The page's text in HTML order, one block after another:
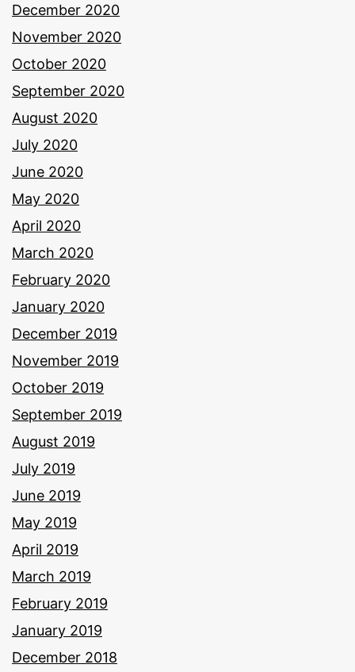
December 2020
November 2020
October 2020
September 2020
August 2020
July 2020
June 2020
May 2020
April 2020
March 2020
February 2020
January 2020
December 2019
November 2019
October 2019
September 2019
August 2019
July 2019
June 2019
May 2019
April 2019
March 2019
February 2019
January 2019
December 2018